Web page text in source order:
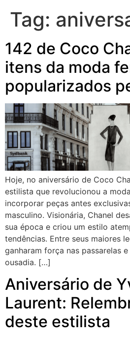
Tag:
142 de Coco
itens da moda
popularizados
Hoje, no aniversário de Coco
estilista que revolucionou a
incorporar peças antes
masculino. Visionária, Chanel
sua época e criou um estilo
tendências. Entre seus maiores
ganharam força nas passarelas
ousadia. […]
Aniversário de
Laurent:
deste estilista